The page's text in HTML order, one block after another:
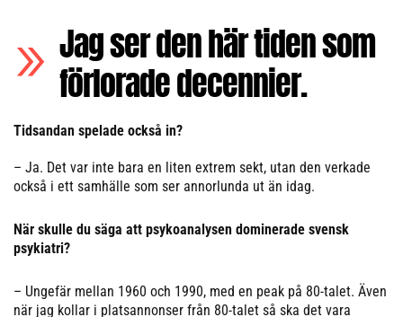
Jag ser den här tiden som
förlorade decennier.
Tidsandan spelade också in?
– Ja. Det var inte bara en liten extrem sekt, utan den verkade
också i ett samhälle som ser annorlunda ut än idag.
När skulle du säga att psykoanalysen dominerade svensk
psykiatri?
– Ungefär mellan 1960 och 1990, med en peak på 80-talet. Även
när jag kollar i platsannonser från 80-talet så ska det vara